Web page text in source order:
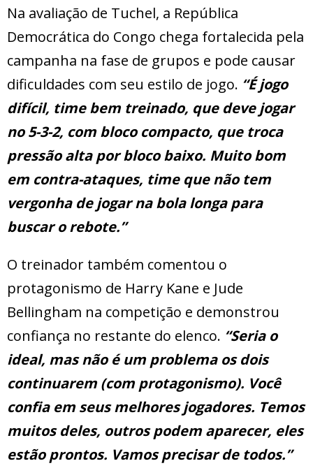
Na avaliação de Tuchel, a República
Democrática do Congo chega fortalecida pela
campanha na fase de grupos e pode causar
dificuldades com seu estilo de jogo. “É jogo
difícil, time bem treinado, que deve jogar
no 5-3-2, com bloco compacto, que troca
pressão alta por bloco baixo. Muito bom
em contra-ataques, time que não tem
vergonha de jogar na bola longa para
buscar o rebote.”
O treinador também comentou o
protagonismo de Harry Kane e Jude
Bellingham na competição e demonstrou
confiança no restante do elenco. “Seria o
ideal, mas não é um problema os dois
continuarem (com protagonismo). Você
confia em seus melhores jogadores. Temos
muitos deles, outros podem aparecer, eles
estão prontos. Vamos precisar de todos.”